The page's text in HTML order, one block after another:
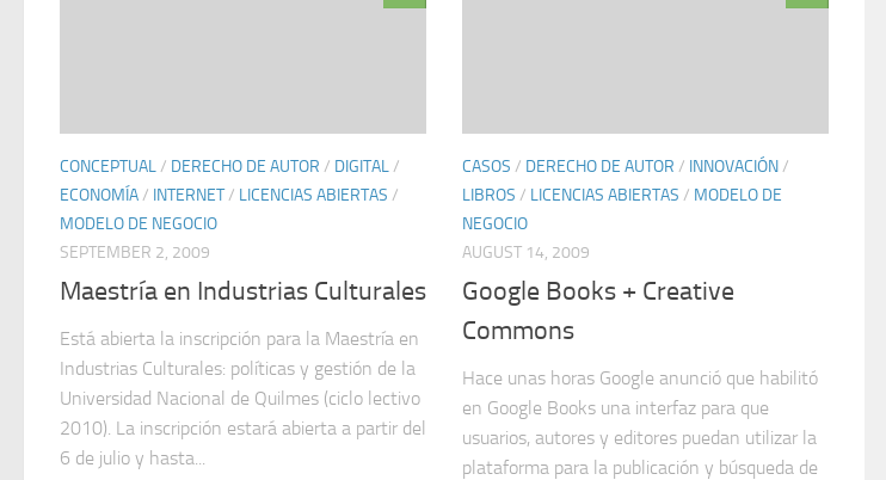
CONCEPTUAL/ DERECHO DE AUTOR / DIGITAL/
ECONOMÍA/ INTERNET/ LICENCIAS ABIERTAS /
MODELO DE NEGOCIO
SEPTEMBER 2, 2009
Maestría en Industrias Culturales
Está abierta la inscripción para la Maestría en
Industrias Culturales: políticas y gestión de la
Universidad Nacional de Quilmes (ciclo lectivo
2010). La inscripción estará abierta a partir del
6 de julio y hasta...
CASOS / DERECHO DE AUTOR / INNOVACIÓN/
LIBROS / LICENCIAS ABIERTAS / MODELO DE
NEGOCIO
AUGUST 14, 2009
Google Books + Creative
Commons
Hace unas horas Google anunció que habilitó
en Google Books una interfaz para que
usuarios, autores y editores puedan utilizar la
plataforma para la publicación y búsqueda de